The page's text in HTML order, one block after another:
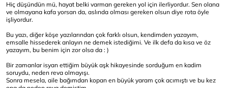
Hiç düşündün mü, hayat belki varman gereken yol için ilerliyordur. Sen olana
ve olmayana kafa yorsan da, aslında olması gereken olsun diye rota öyle
işliyordur.
Bu yazı, diğer köşe yazılarından çok farklı olsun, kendimden yazayım,
emsalle hissederek anlayın ne demek istediğimi. Ve ilk defa da kısa ve öz
yazayım, bu benim için zor olsa da : )
Bir zamanlar isyan ettiğim büyük aşk hikayesinde sorduğum en kadim
soruydu, neden reva olmayışı.
Sonra mesela, aile bağımdan kopan en büyük yaram çok acımıştı ve bu kez